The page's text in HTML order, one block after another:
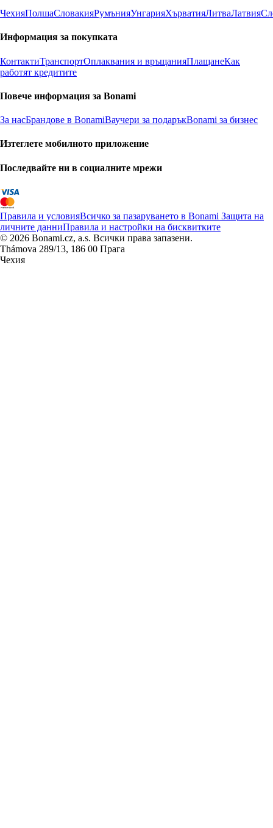
ЧехияПолшаСловакияРумънияУнгарияХърватияЛитваЛатвия
Информация за покупката
КонтактиТранспортОплаквания и връщанияПлащанеКак
работят кредитите
Повече информация за Bonami
За насБрандове в BonamiВаучери за подаръкBonami за бизнес
Изтеглете мобилното приложение
Последвайте ни в социалните мрежи
Правила и условияВсичко за пазаруването в Bonami Защита на
личните данниПравила и настройки на бисквитките
© 2026 Bonami.cz, a.s. Всички права запазени.
Thámova 289/13, 186 00 Прага
Чехия